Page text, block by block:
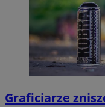
Graficiarze